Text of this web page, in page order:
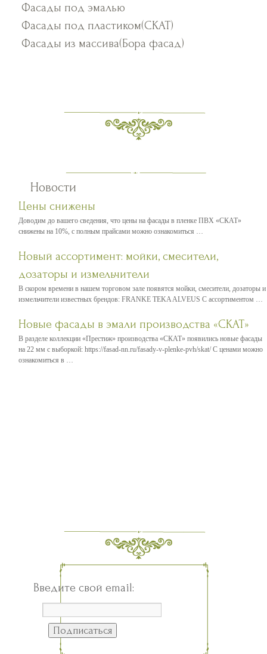
Фасады под эмалью
Фасады под пластиком(СКАТ)
Фасады из массива(Бора фасад)
Новости
Цены снижены
Доводим до вашего сведения, что цены на фасады в пленке ПВХ «СКАТ»
снижены на 10%, с полным прайсами можно ознакомиться …
Новый ассортимент: мойки, смесители,
дозаторы и измельчители
В скором времени в нашем торговом зале появятся мойки, смесители, дозаторы и
измельчители известных брендов: FRANKE TEKA ALVEUS С ассортиментом …
Новые фасады в эмали производства «СКАТ»
В разделе коллекции «Престиж» производства «СКАТ» появились новые фасады
на 22 мм с выборкой: https://fasad-nn.ru/fasady-v-plenke-pvh/skat/ С ценами можно
ознакомиться в …
Введите свой email: